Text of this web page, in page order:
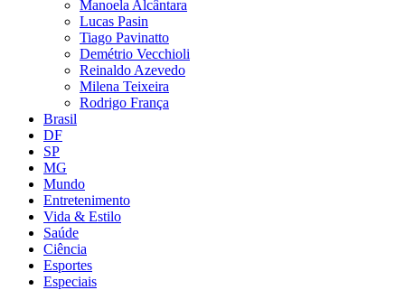
Manoela Alcântara
Lucas Pasin
Tiago Pavinatto
Demétrio Vecchioli
Reinaldo Azevedo
Milena Teixeira
Rodrigo França
Brasil
DF
SP
MG
Mundo
Entretenimento
Vida & Estilo
Saúde
Ciência
Esportes
Especiais